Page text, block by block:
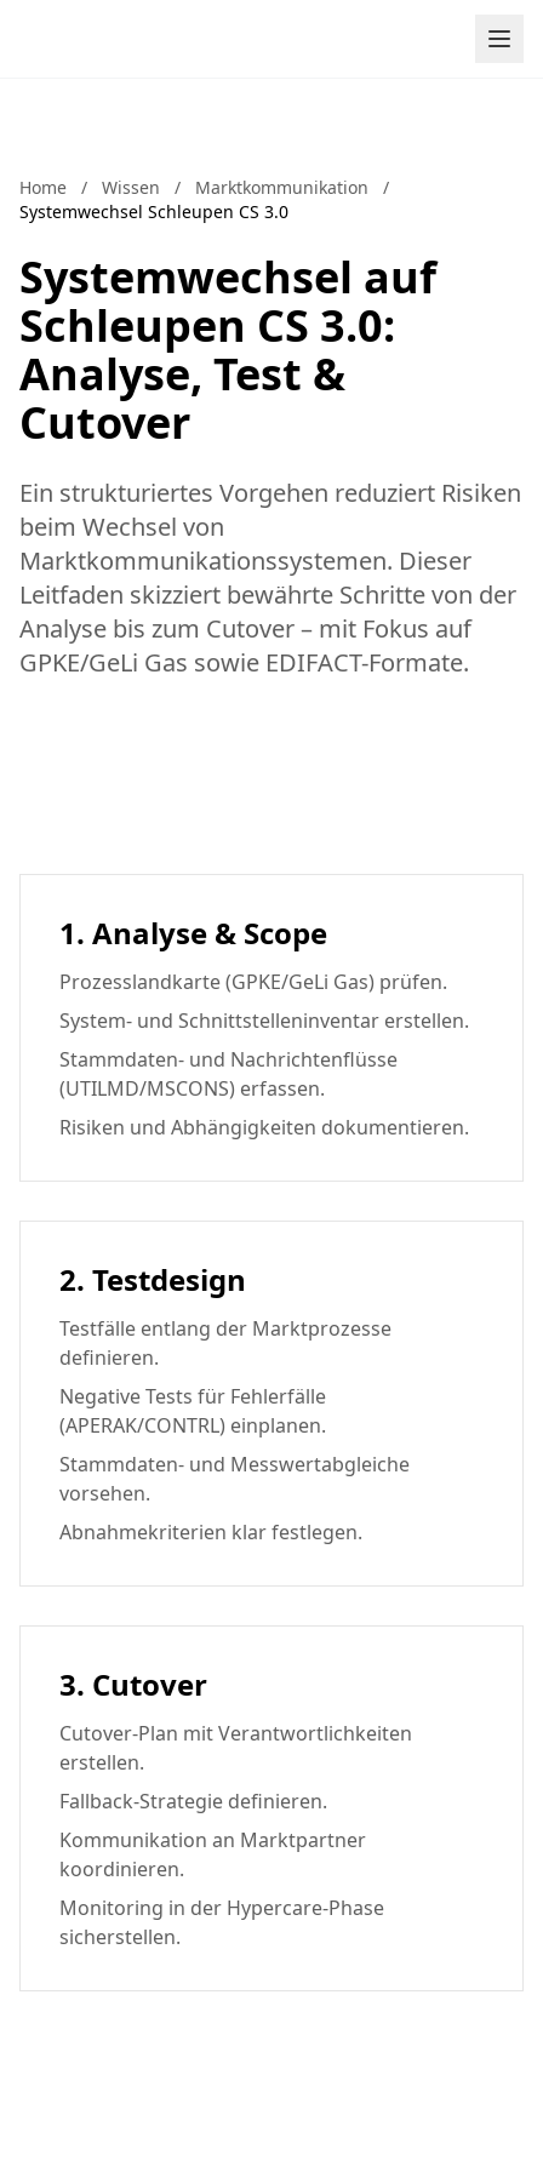
Home / Wissen / Marktkommunikation
/
Systemwechsel Schleupen CS 3.0
Systemwechsel auf
Schleupen CS 3.0:
Analyse, Test &
Cutover
Ein strukturiertes Vorgehen reduziert Risiken
beim Wechsel von
Marktkommunikationssystemen. Dieser
Leitfaden skizziert bewährte Schritte von der
Analyse bis zum Cutover – mit Fokus auf
GPKE/GeLi Gas sowie EDIFACT-Formate.
1. Analyse & Scope
Prozesslandkarte (GPKE/GeLi Gas) prüfen.
System- und Schnittstelleninventar erstellen.
Stammdaten- und Nachrichtenflüsse
(UTILMD/MSCONS) erfassen.
Risiken und Abhängigkeiten dokumentieren.
2. Testdesign
Testfälle entlang der Marktprozesse
definieren.
Negative Tests für Fehlerfälle
(APERAK/CONTRL) einplanen.
Stammdaten- und Messwertabgleiche
vorsehen.
Abnahmekriterien klar festlegen.
3. Cutover
Cutover-Plan mit Verantwortlichkeiten
erstellen.
Fallback-Strategie definieren.
Kommunikation an Marktpartner
koordinieren.
Monitoring in der Hypercare-Phase
sicherstellen.